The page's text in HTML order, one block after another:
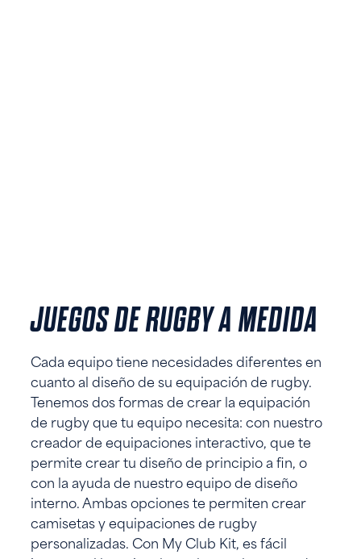
JUEGOS DE RUGBY A MEDIDA
Cada equipo tiene necesidades diferentes en
cuanto al diseño de su equipación de rugby.
Tenemos dos formas de crear la equipación
de rugby que tu equipo necesita: con nuestro
creador de equipaciones interactivo, que te
permite crear tu diseño de principio a fin, o
con la ayuda de nuestro equipo de diseño
interno. Ambas opciones te permiten crear
camisetas y equipaciones de rugby
personalizadas. Con My Club Kit, es fácil